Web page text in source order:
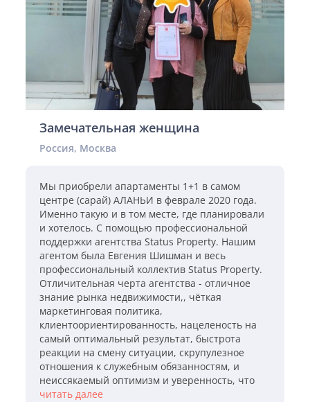
Замечательная женщина
Россия, Москва
Мы приобрели апартаменты 1+1 в самом
центре (сарай) АЛАНЬИ в феврале 2020 года.
Именно такую и в том месте, где планировали
и хотелось. С помощью профессиональной
поддержки агентства Status Property. Нашим
агентом была Евгения Шишман и весь
профессиональный коллектив Status Property.
Отличительная черта агентства - отличное
знание рынка недвижимости,, чёткая
маркетинговая политика,
клиентоориентированность, нацеленость на
самый оптимальный результат, быстрота
реакции на смену ситуации, скрупулезное
отношения к служебным обязанностям, и
неиссякаемый оптимизм и уверенность, что
для каждого клиента подберёт лучший из
читать далее